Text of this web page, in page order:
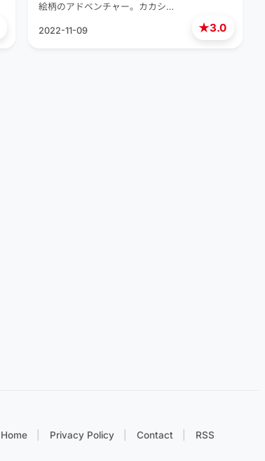
★3.0
絵柄のアドベンチャー。カカシ…
2022-11-09
Home Privacy Policy Contact RSS